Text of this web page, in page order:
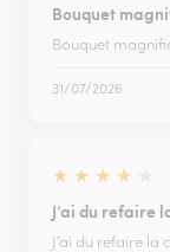
Bouquet
Bouquet
31/07/2026
★ ★ ★ ★
J’ai du refaire
J’ai du refaire